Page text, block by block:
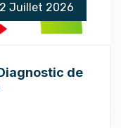
Juillet 2026
de